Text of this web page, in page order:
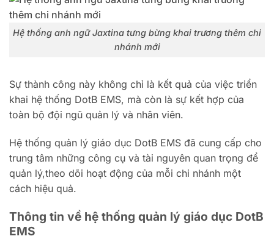
Hệ thống anh ngữ Jaxtina tưng bừng khai trương thêm chi
nhánh mới
Sự thành công này không chỉ là kết quả của việc triển
khai hệ thống DotB EMS, mà còn là sự kết hợp của
toàn bộ đội ngũ quản lý và nhân viên.
Hệ thống quản lý giáo dục DotB EMS đã cung cấp cho
trung tâm những công cụ và tài nguyên quan trọng để
quản lý,theo dõi hoạt động của mỗi chi nhánh một
cách hiệu quả.
Thông tin về hệ thống quản lý giáo dục DotB
EMS